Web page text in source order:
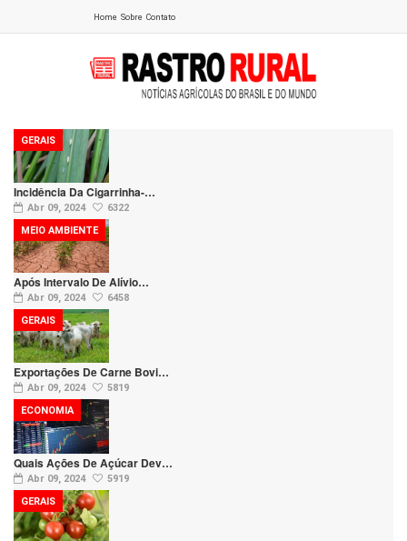
Home Sobre Contato
Incidência Da Cigarrinha-…
Abr 09, 2024 6322
GERAIS
Após Intervalo De Alívio…
Abr 09, 2024 6458
MEIO AMBIENTE
Exportações De Carne Bovi…
Abr 09, 2024 5819
GERAIS
Quais Ações De Açúcar Dev…
Abr 09, 2024 5919
ECONOMIA
GERAIS